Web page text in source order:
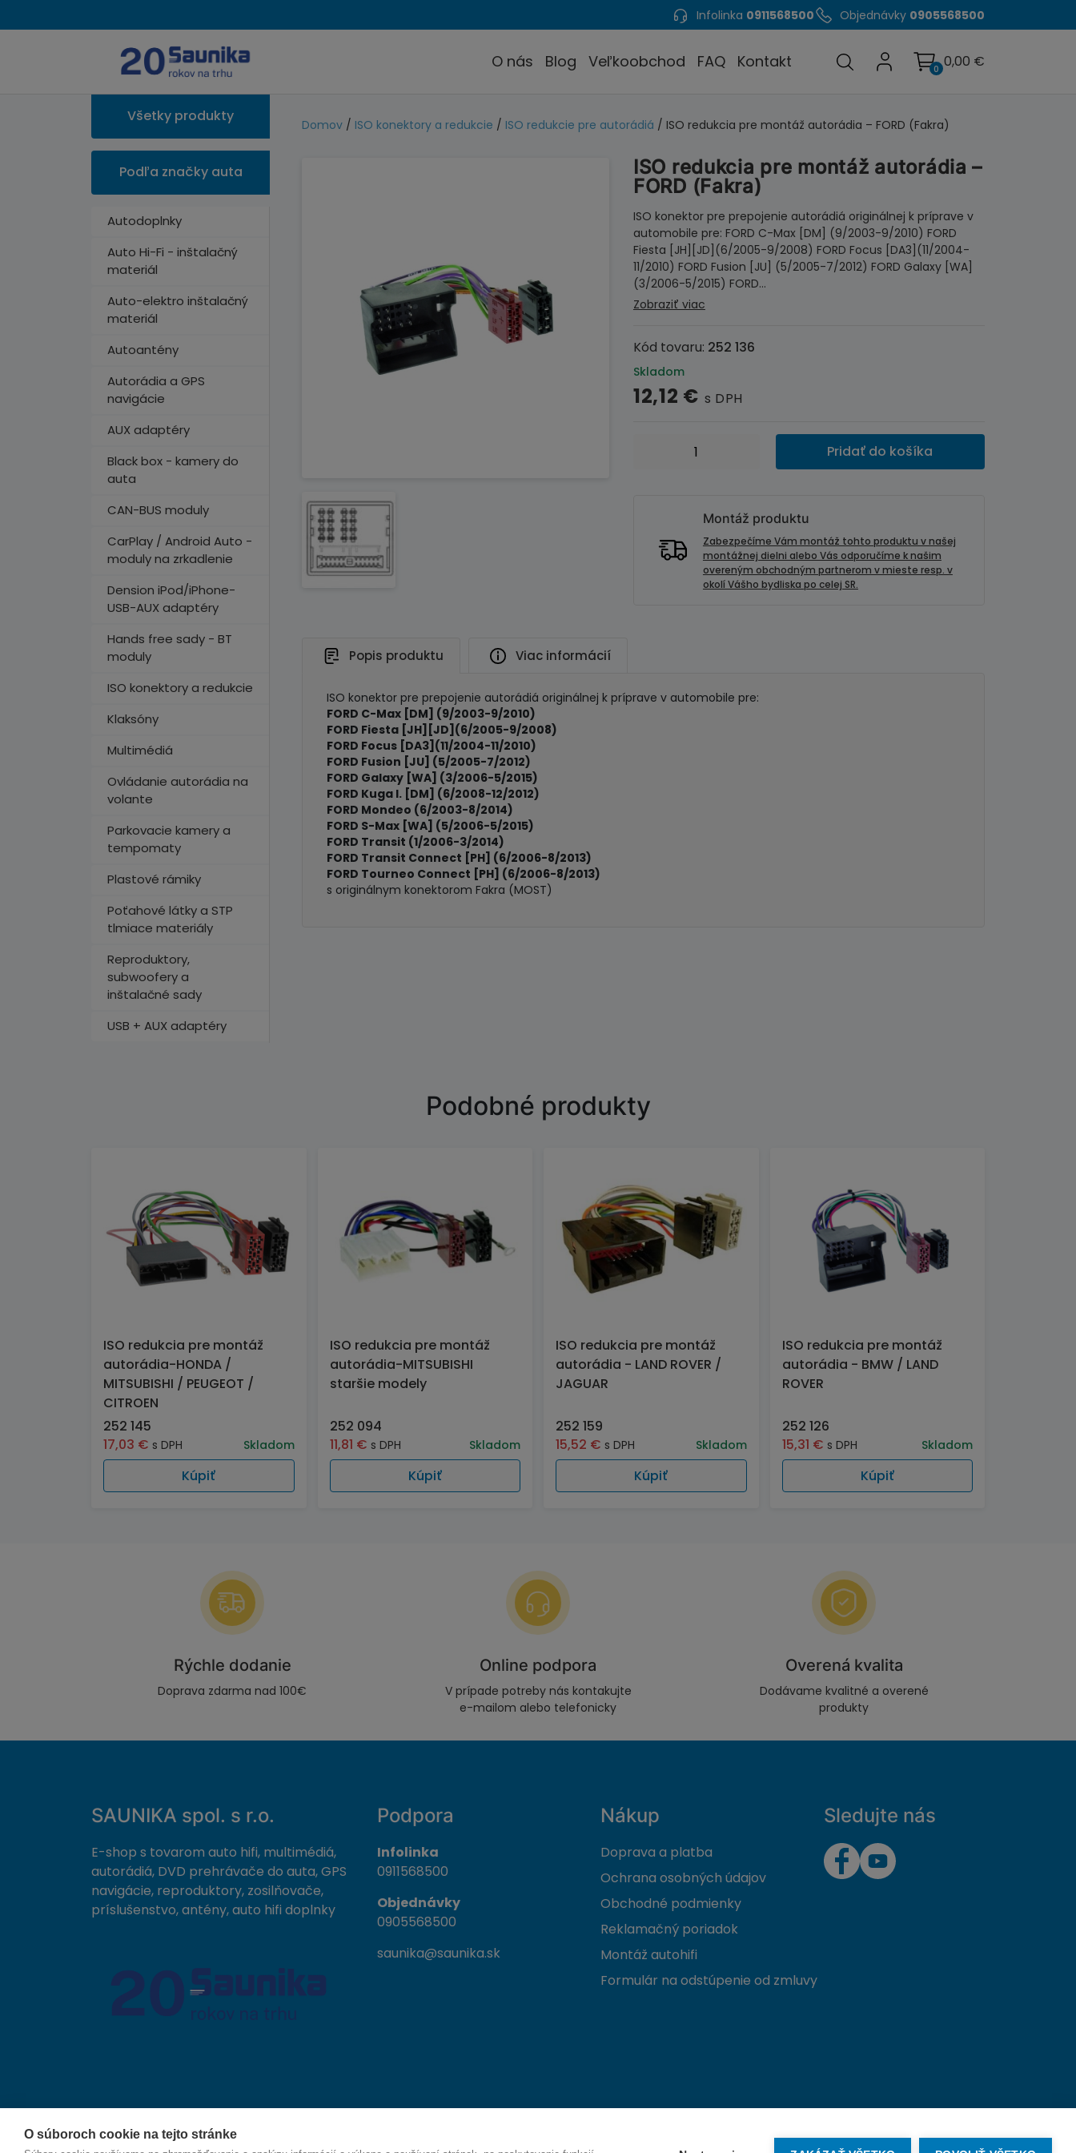
O súboroch cookie na tejto stránke
Infolinka 0911568500 Objednávky 0905568500
O nás Blog Veľkoobchod FAQ Kontakt 0 0,00 €
Všetky produkty
Podľa značky auta
Autodoplnky
Auto Hi-Fi - inštalačný
materiál
Auto-elektro inštalačný
materiál
Autoantény
Autorádia a GPS
navigácie
AUX adaptéry
Black box - kamery do
auta
CAN-BUS moduly
CarPlay / Android Auto -
moduly na zrkadlenie
Dension iPod/iPhone-
USB-AUX adaptéry
Hands free sady - BT
moduly
ISO konektory a redukcie
Klaksóny
Multimédiá
Ovládanie autorádia na
volante
Parkovacie kamery a
tempomaty
Plastové rámiky
Poťahové látky a STP
tlmiace materiály
Reproduktory,
subwoofery a
inštalačné sady
USB + AUX adaptéry
Domov / ISO konektory a redukcie / ISO redukcie pre autorádiá / ISO redukcia pre montáž autorádia – FORD (Fakra)
ISO redukcia pre montáž autorádia –
FORD (Fakra)
ISO konektor pre prepojenie autorádiá originálnej k príprave v
automobile pre: FORD C-Max [DM] (9/2003-9/2010) FORD
Fiesta [JH][JD](6/2005-9/2008) FORD Focus [DA3](11/2004-
11/2010) FORD Fusion [JU] (5/2005-7/2012) FORD Galaxy [WA]
(3/2006-5/2015) FORD…
Zobraziť viac
Kód tovaru: 252 136
Skladom
12,12 € s DPH
množstvo
autorádia
Pridať do košíka
Montáž produktu
Zabezpečíme Vám montáž tohto produktu v našej
montážnej dielni alebo Vás odporučíme k našim
overeným obchodným partnerom v mieste resp. v
okolí Vášho bydliska po celej SR.
Popis produktu Viac informácií
ISO konektor pre prepojenie autorádiá originálnej k príprave v automobile pre:
FORD C-Max [DM] (9/2003-9/2010)
FORD Fiesta [JH][JD](6/2005-9/2008)
FORD Focus [DA3](11/2004-11/2010)
FORD Fusion [JU] (5/2005-7/2012)
FORD Galaxy [WA] (3/2006-5/2015)
FORD Kuga I. [DM] (6/2008-12/2012)
FORD Mondeo (6/2003-8/2014)
FORD S-Max [WA] (5/2006-5/2015)
FORD Transit (1/2006-3/2014)
FORD Transit Connect [PH] (6/2006-8/2013)
FORD Tourneo Connect [PH] (6/2006-8/2013)
s originálnym konektorom Fakra (MOST)
Podobné produkty
ISO redukcia pre montáž
autorádia-HONDA /
MITSUBISHI / PEUGEOT /
CITROEN
252 145
17,03 € s DPH Skladom
Kúpiť
ISO redukcia pre montáž
autorádia-MITSUBISHI
staršie modely
252 094
11,81 € s DPH Skladom
Kúpiť
ISO redukcia pre montáž
autorádia - LAND ROVER /
JAGUAR
252 159
15,52 € s DPH Skladom
Kúpiť
ISO redukcia pre montáž
autorádia - BMW / LAND
ROVER
252 126
15,31 € s DPH Skladom
Kúpiť
Rýchle dodanie
Doprava zdarma nad 100€
Online podpora
V prípade potreby nás kontakujte
e-mailom alebo telefonicky
Overená kvalita
Dodávame kvalitné a overené
produkty
SAUNIKA spol. s r.o.
E-shop s tovarom auto hifi, multimédiá,
autorádiá, DVD prehrávače do auta, GPS
navigácie, reproduktory, zosilňovače,
príslušenstvo, antény, auto hifi doplnky
Podpora
Infolinka
0911568500
Objednávky
0905568500
saunika@saunika.sk
Nákup
Doprava a platba
Ochrana osobných údajov
Obchodné podmienky
Reklamačný poriadok
Montáž autohifi
Formulár na odstúpenie od zmluvy
Sledujte nás
© 2026 SAUNIKA spol. s r.o. Zlatovská 1783, 911 05 Trenčín Vytvorené na mieru oddenva.sk